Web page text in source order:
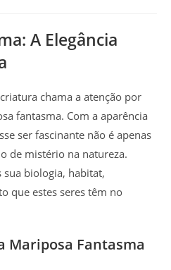
A Elegância
chama a atenção por
fantasma. Com a aparência
ser fascinante não é apenas
de mistério na natureza.
biologia, habitat,
que estes seres têm no
Mariposa Fantasma